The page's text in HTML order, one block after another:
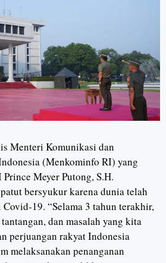
Menteri Komunikasi dan
(Menkominfo RI) yang
Meyer Putong, S.H.
bersyukur karena dunia telah
19. “Selama 3 tahun terakhir,
dan masalah yang kita
perjuangan rakyat Indonesia
melaksanakan penanganan